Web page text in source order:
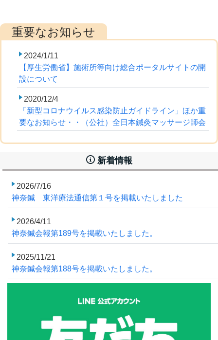
2024/1/11
【厚生労働省】施術所等向け総合ポータルサイトの開
設について
2020/12/4
「新型コロナウイルス感染防止ガイドライン」ほか重
要なお知らせ・・（公社）全日本鍼灸マッサージ師会
新着情報
2026/7/16
神奈鍼 東洋療法通信第１号を掲載いたしました
2026/4/11
神奈鍼会報第189号を掲載いたしました。
2025/11/21
神奈鍼会報第188号を掲載いたしました。